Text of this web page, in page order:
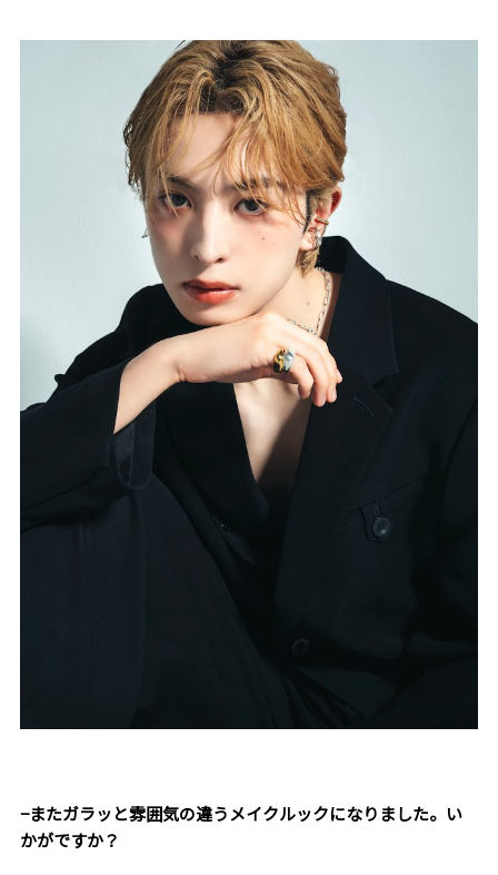
−またガラッと雰囲気の違うメイクルックになりました。い
かがですか？